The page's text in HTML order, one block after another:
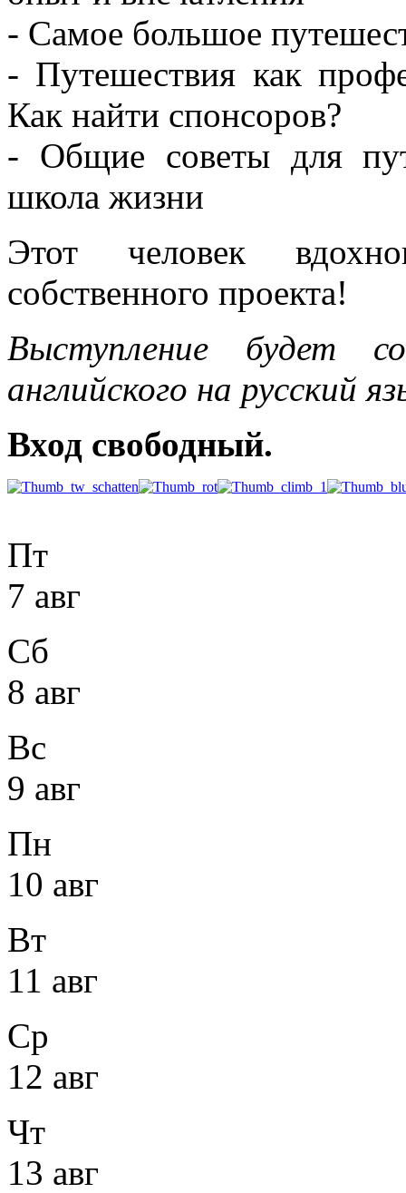
- Самое большое
- Путешествия как
Как найти спонсоров?
- Общие советы для
школа жизни
Этот человек
собственного проекта!
Выступление будет
английского на русский
Вход свободный.
Пт
7 авг
Сб
8 авг
Вс
9 авг
Пн
10 авг
Вт
11 авг
Ср
12 авг
Чт
13 авг